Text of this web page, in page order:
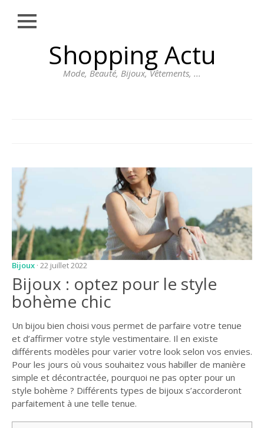
Shopping Actu
Mode, Beauté, Bijoux, Vêtements, ...
Close
Bijoux · 22 juillet 2022
Bijoux : optez pour le style
bohème chic
Un bijou bien choisi vous permet de parfaire votre tenue
et d’affirmer votre style vestimentaire. Il en existe
différents modèles pour varier votre look selon vos envies.
Pour les jours où vous souhaitez vous habiller de manière
simple et décontractée, pourquoi ne pas opter pour un
style bohème ? Différents types de bijoux s’accorderont
parfaitement à une telle tenue.